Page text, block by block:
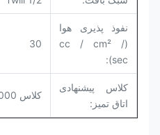
نفوذ پذیری هوا
(cc / cm² /
sec):
30
کلاس پیشنهادی
اتاق تمیز:
کلاس 1000 ~ 10000